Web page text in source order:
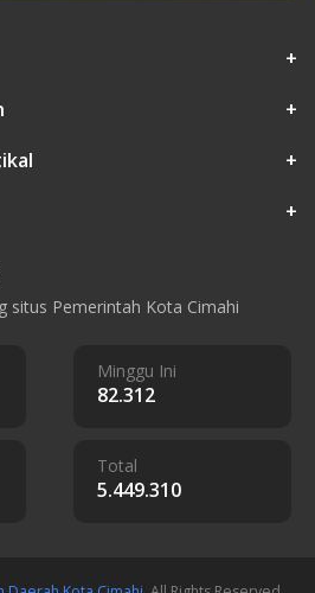
+
+
+
+
situs Pemerintah Kota Cimahi
Minggu Ini
82.312
Total
5.449.310